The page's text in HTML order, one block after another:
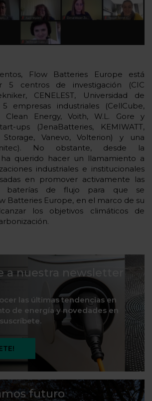
Flow Batteries Europe está
5 centros de investigación (CIC
CENELEST, Universidad de
5 empresas industriales (CellCube,
Clean Energy, Voith, W.L. Gore y
ups (JenaBatteries, KEMIWATT,
Vanevo, Volterion) y una
No obstante, desde la
ha querido hacer un llamamiento a
industriales e institucionales
en promover activamente las
baterías de flujo para que se
Batteries Europe, en el marco de su
los objetivos climáticos de
a nuestra newsletter
las últimas tendencias en
de energía y novedades en
futuro